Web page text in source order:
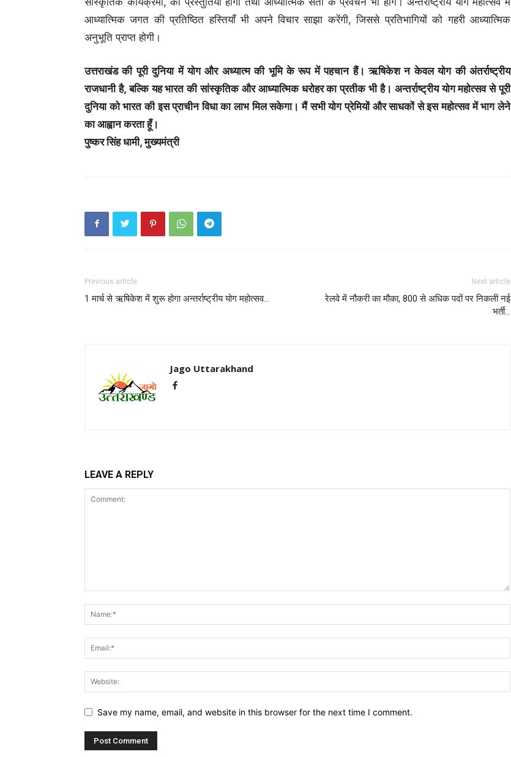
आध्यात्मिक जगत की प्रतिष्ठित हस्तियाँ भी अपने विचार साझा करेंगी, जिससे प्रतिभागियों को गहरी आध्यात्मिक
अनुभूति प्राप्त होगी।
उत्तराखंड की पूरी दुनिया में योग और अध्यात्म की भूमि के रूप में पहचान हैं। ऋषिकेश न केवल योग की अंतर्राष्ट्रीय
राजधानी है, बल्कि यह भारत की सांस्कृतिक और आध्यात्मिक धरोहर का प्रतीक भी है। अन्तर्राष्ट्रीय योग महोत्सव से पूरी
दुनिया को भारत की इस प्राचीन विधा का लाभ मिल सकेगा। मैं सभी योग प्रेमियों और साधकों से इस महोत्सव में भाग लेने
का आह्वान करता हूँ।
पुष्कर सिंह धामी, मुख्यमंत्री
Previous article
1 मार्च से ऋषिकेश में शुरू होगा अन्तर्राष्ट्रीय योग महोत्सव…
Next article
रेलवे में नौकरी का मौका, 800 से अधिक पदों पर निकली नई
भर्ती…
Jago Uttarakhand
LEAVE A REPLY
Save my name, email, and website in this browser for the next time I comment.